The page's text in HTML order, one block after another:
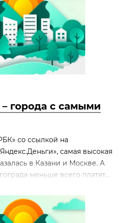
города с самыми
со ссылкой на
самая высокая
в Казани и Москве. А
меньше всего платят...